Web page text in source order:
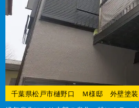
千葉県松戸市樋野口 Ｍ様邸 外壁塗装